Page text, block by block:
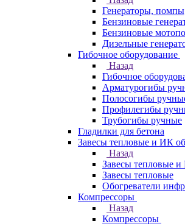
Генераторы,
Бензиновые
Бензиновые
Дизельные
Гибочное оборудование
Назад
Гибочное
Арматурогибы
Полосогибы
Профилегибы
Трубогибы ручные
Гладилки для бетона
Завесы тепловые и ИК
Назад
Завесы тепловые и
Завесы тепловые
Обогреватели
Компрессоры
Назад
Компрессоры